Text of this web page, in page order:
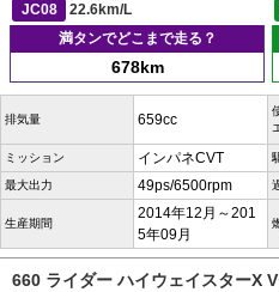
JC08
22.6km/L
満タンでどこまで走る？
678km
排気量 659cc
ミッション インパネCVT
最大出力 49ps/6500rpm
生産期間
2014年12月～201
5年09月
660 ライダー ハイウェイスターX